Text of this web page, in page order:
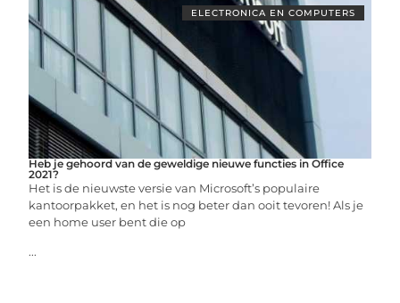
ELECTRONICA EN COMPUTERS
Heb je gehoord van de geweldige nieuwe functies in Office
2021?
Het is de nieuwste versie van Microsoft’s populaire
kantoorpakket, en het is nog beter dan ooit tevoren! Als je
een home user bent die op
...